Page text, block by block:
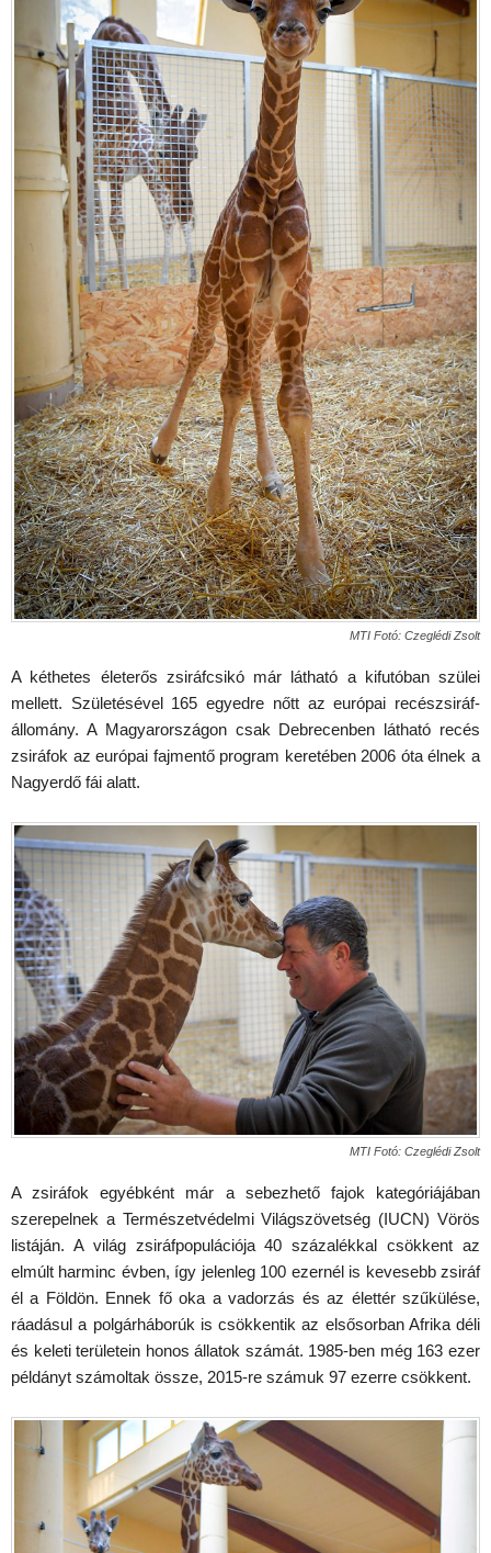
MTI Fotó: Czeglédi Zsolt
A kéthetes életerős zsiráfcsikó már látható a kifutóban szülei
mellett. Születésével 165 egyedre nőtt az európai recészsiráf-
állomány. A Magyarországon csak Debrecenben látható recés
zsiráfok az európai fajmentő program keretében 2006 óta élnek a
Nagyerdő fái alatt.
MTI Fotó: Czeglédi Zsolt
A zsiráfok egyébként már a sebezhető fajok kategóriájában
szerepelnek a Természetvédelmi Világszövetség (IUCN) Vörös
listáján. A világ zsiráfpopulációja 40 százalékkal csökkent az
elmúlt harminc évben, így jelenleg 100 ezernél is kevesebb zsiráf
él a Földön. Ennek fő oka a vadorzás és az élettér szűkülése,
ráadásul a polgárháborúk is csökkentik az elsősorban Afrika déli
és keleti területein honos állatok számát. 1985-ben még 163 ezer
példányt számoltak össze, 2015-re számuk 97 ezerre csökkent.